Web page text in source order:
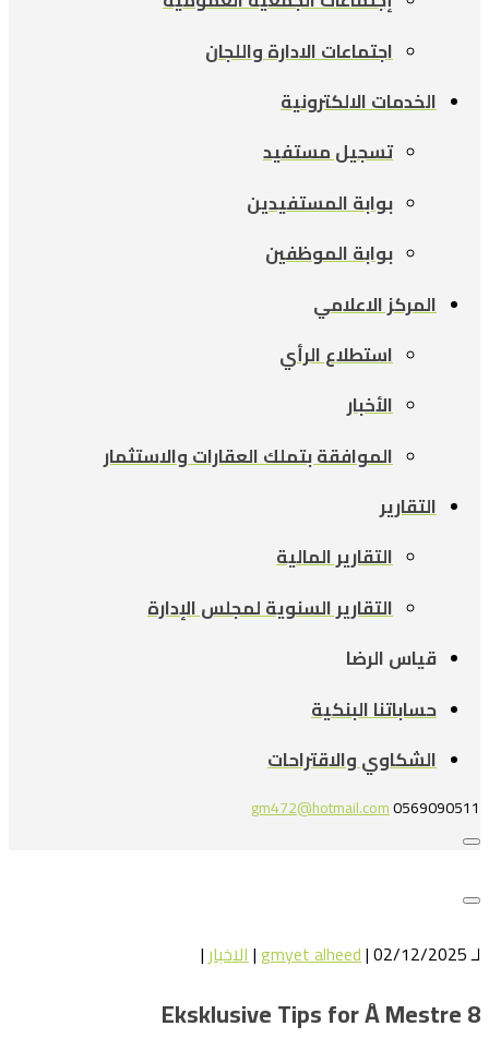
اجتماعات الادارة واللجان
الخدمات الالكترونية
تسجيل مستفيد
بوابة المستفيدين
بوابة الموظفين
المركز الاعلامي
استطلاع الرأي
الأخبار
الموافقة بتملك العقارات والاستثمار
التقارير
التقارير المالية
التقارير السنوية لمجلس الإدارة
قياس الرضا
حساباتنا البنكية
الشكاوي والاقتراحات
0569090511
gm472@hotmail.com
لـ gmyet alheed| 02/12/2025 | الاخبار|
8 Eksklusive Tips for Å Mestre